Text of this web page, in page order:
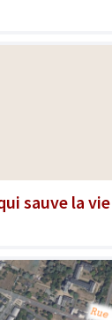
sauve la vie